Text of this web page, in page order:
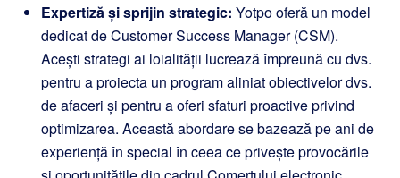
Expertiză și sprijin strategic: Yotpo oferă un model
dedicat de Customer Success Manager (CSM).
Acești strategi ai loialității lucrează împreună cu dvs.
pentru a proiecta un program aliniat obiectivelor dvs.
de afaceri și pentru a oferi sfaturi proactive privind
optimizarea. Această abordare se bazează pe ani de
experiență în special în ceea ce privește provocările